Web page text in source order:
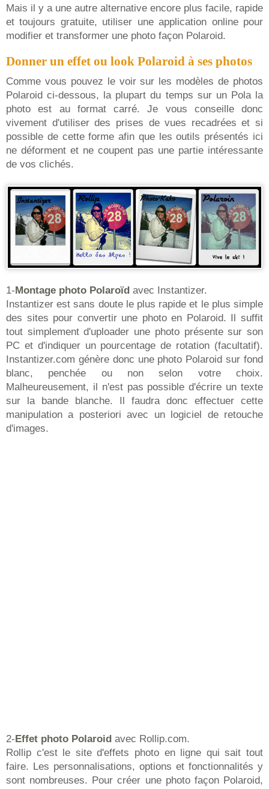
Mais il y a une autre alternative encore plus facile, rapide
et toujours gratuite, utiliser une application online pour
modifier et transformer une photo façon Polaroid.
Donner un effet ou look Polaroid à ses photos
Comme vous pouvez le voir sur les modèles de photos
Polaroid ci-dessous, la plupart du temps sur un Pola la
photo est au format carré. Je vous conseille donc
vivement d'utiliser des prises de vues recadrées et si
possible de cette forme afin que les outils présentés ici
ne déforment et ne coupent pas une partie intéressante
de vos clichés.
1-Montage photo Polaroïd avec Instantizer.
Instantizer est sans doute le plus rapide et le plus simple
des sites pour convertir une photo en Polaroid. Il suffit
tout simplement d'uploader une photo présente sur son
PC et d'indiquer un pourcentage de rotation (facultatif).
Instantizer.com génère donc une photo Polaroid sur fond
blanc, penchée ou non selon votre choix.
Malheureusement, il n'est pas possible d'écrire un texte
sur la bande blanche. Il faudra donc effectuer cette
manipulation a posteriori avec un logiciel de retouche
d'images.
2-Effet photo Polaroid avec Rollip.com.
Rollip c'est le site d'effets photo en ligne qui sait tout
faire. Les personnalisations, options et fonctionnalités y
sont nombreuses. Pour créer une photo façon Polaroid,